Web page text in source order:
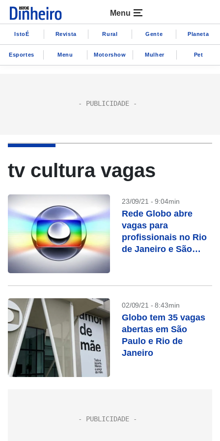
Menu
IstoÉ Revista Rural Gente Planeta
Esportes Menu Motorshow Mulher Pet
tv cultura vagas
23/09/21 - 9:04min
Rede Globo abre
vagas para
profissionais no Rio
de Janeiro e São
02/09/21 - 8:43min
Globo tem 35 vagas
abertas em São
Paulo e Rio de
Janeiro